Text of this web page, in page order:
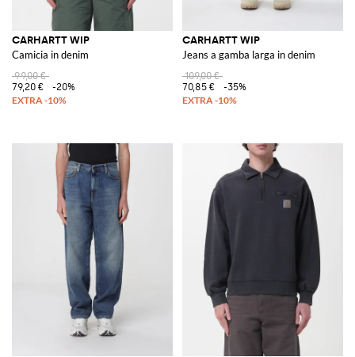
CARHARTT WIP
Camicia in denim
99,00 €
79,20 €
-20%
CARHARTT WIP
Jeans a gamba larga in denim
109,00 €
70,85 €
-35%